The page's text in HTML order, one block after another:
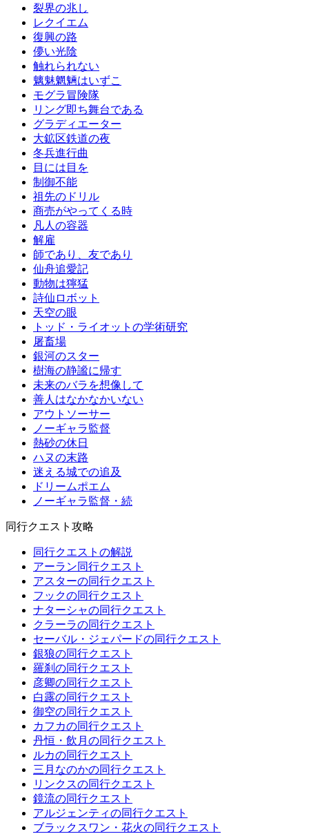
裂界の兆し
レクイエム
復興の路
儚い光陰
触れられない
魑魅魍魎はいずこ
モグラ冒険隊
リング即ち舞台である
グラディエーター
大鉱区鉄道の夜
冬兵進行曲
目には目を
制御不能
祖先のドリル
商売がやってくる時
凡人の容器
解雇
師であり、友であり
仙舟追愛記
動物は獰猛
詩仙ロボット
天空の眼
トッド・ライオットの学術研究
屠畜場
銀河のスター
樹海の静謐に帰す
未来のバラを想像して
善人はなかなかいない
アウトソーサー
ノーギャラ監督
熱砂の休日
ハヌの末路
迷える城での追及
ドリームポエム
ノーギャラ監督・続
同行クエスト攻略
同行クエストの解説
アーラン同行クエスト
アスターの同行クエスト
フックの同行クエスト
ナターシャの同行クエスト
クラーラの同行クエスト
セーバル・ジェパードの同行クエスト
銀狼の同行クエスト
羅刹の同行クエスト
彦卿の同行クエスト
白露の同行クエスト
御空の同行クエスト
カフカの同行クエスト
丹恒・飲月の同行クエスト
ルカの同行クエスト
三月なのかの同行クエスト
リンクスの同行クエスト
鏡流の同行クエスト
アルジェンティの同行クエスト
ブラックスワン・花火の同行クエスト